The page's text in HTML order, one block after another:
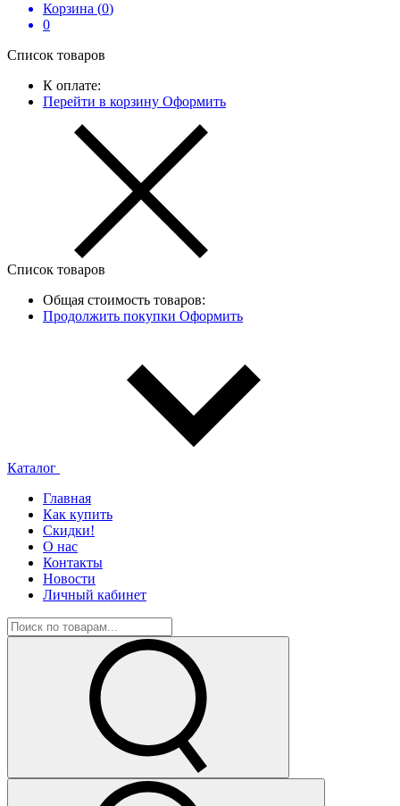
Корзина (0)
0
Список товаров
К оплате:
Перейти в корзину Оформить
Список товаров
Общая стоимость товаров:
Продолжить покупки Оформить
Каталог
Главная
Как купить
Скидки!
О нас
Контакты
Новости
Личный кабинет